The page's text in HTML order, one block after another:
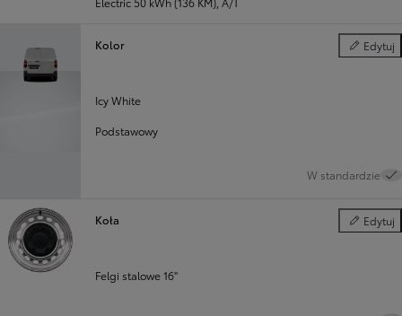
Kolor Edytuj
Kolor
Icy White
Podstawowy
W standardzie
Koła Edytuj
Koła
Felgi stalowe 16"